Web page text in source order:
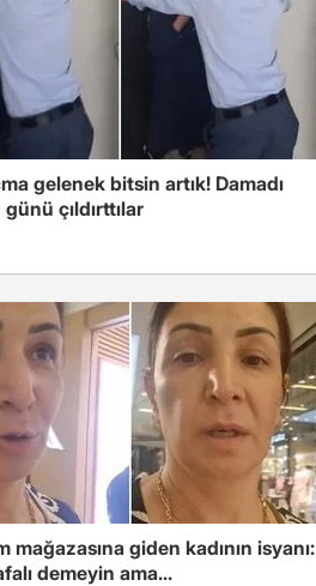
gelenek bitsin artık! Damadı
çıldırttılar
mağazasına giden kadının isyanı:
demeyin ama...